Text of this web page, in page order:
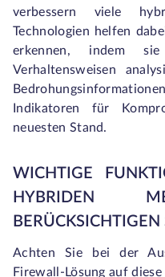
verbessern viele
Technologien helfen
erkennen, indem sie
Verhaltensweisen
Indikatoren für
neuesten Stand.
WICHTIGE
HYBRIDEN
BERÜCKSICHTIGEN
Achten Sie bei der
Firewall-Lösung auf